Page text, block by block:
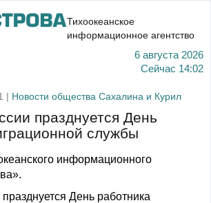
Тихоокеанское
информационное агентство
6 августа 2026
Сейчас 14:02
| Новости общества Сахалина и Курил
празднуется День
службы
информационного
День работника